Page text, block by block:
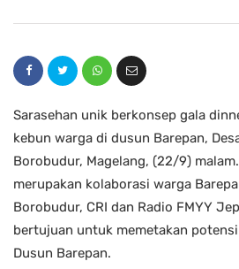
Sarasehan unik berkonsep gala
kebun warga di dusun Barepan,
Borobudur, Magelang, (22/9)
merupakan kolaborasi warga
Borobudur, CRI dan Radio FMYY
bertujuan untuk memetakan
Dusun Barepan.